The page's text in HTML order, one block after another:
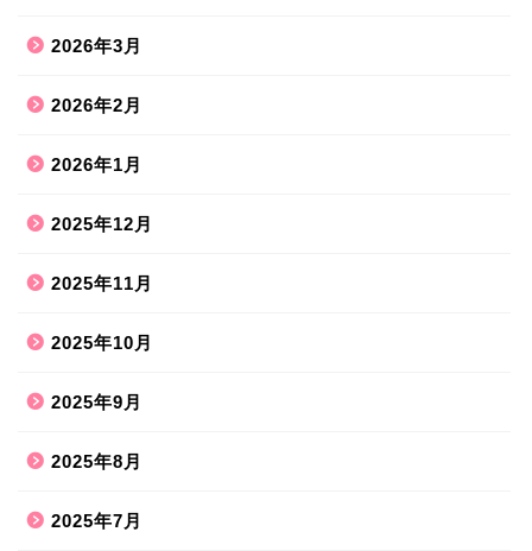
2026年3月
2026年2月
2026年1月
2025年12月
2025年11月
2025年10月
2025年9月
2025年8月
2025年7月